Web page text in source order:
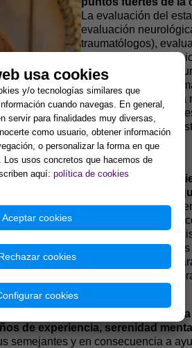
La evaluación del
evaluación
traumatólogos),
permite entender la
esqueleto-muscular,
inflamación del
escáner y
(mediante palpación
establecer un
quiropráctica.
¿En qué tanto por
quiropráctico y en
la conexión correcta
periférico. Detectar y
técnico informático, su función
La responsabilidad del paciente
Conocer su propio cuerpo
de deporte, de posturas
que tener un quiropráctico
de experiencia, serenidad
semejantes y en consecuencia a
usa cookies
y/o tecnologías similares que
cuando navegas. En general,
servir para finalidades muy diversas,
como usuario, obtener información
o personalizar la forma en que
Los usos concretos que hacemos de
aquí: política de cookies
Aceptar cookies
cookies
cookies